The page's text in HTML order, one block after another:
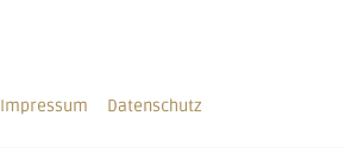
Impressum Datenschutz